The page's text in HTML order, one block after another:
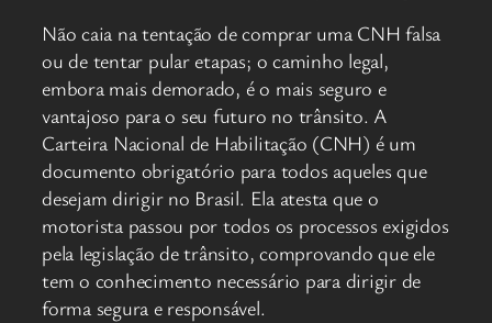
Não caia na tentação de comprar uma CNH falsa
ou de tentar pular etapas; o caminho legal,
embora mais demorado, é o mais seguro e
vantajoso para o seu futuro no trânsito. A
Carteira Nacional de Habilitação (CNH) é um
documento obrigatório para todos aqueles que
desejam dirigir no Brasil. Ela atesta que o
motorista passou por todos os processos exigidos
pela legislação de trânsito, comprovando que ele
tem o conhecimento necessário para dirigir de
forma segura e responsável.